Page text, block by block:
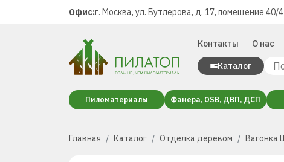
Офис:г. Москва, ул. Бутлерова, д. 17, помещение 40/4
Контакты О нас
Каталог
Пиломатериалы Фанера, OSB, ДВП, ДСП
Главная Каталог Отделка деревом Вагонка